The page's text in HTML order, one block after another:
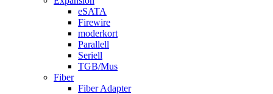
eSATA
Firewire
moderkort
Parallell
Seriell
TGB/Mus
Fiber
Fiber Adapter